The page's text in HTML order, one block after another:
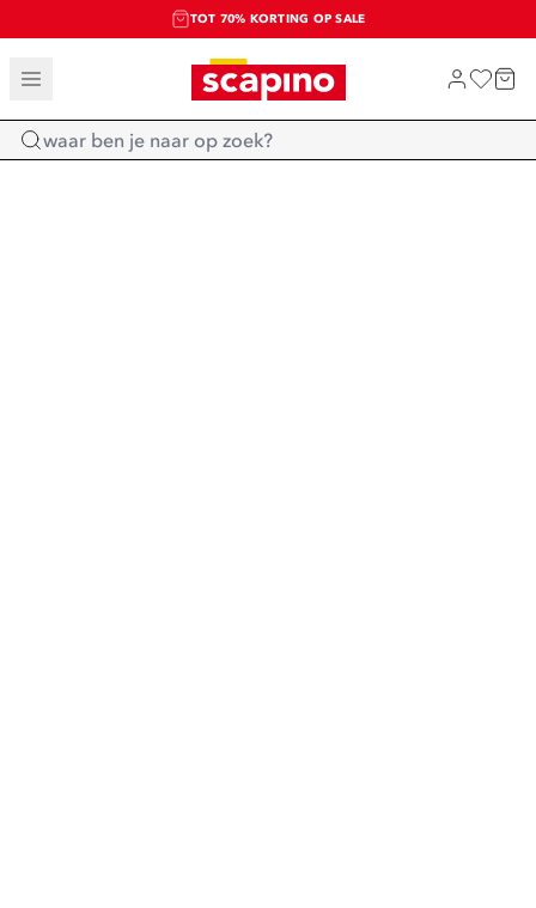
TOT 70% KORTING OP SALE
SALE: LAATSTE KANS!
SHOP NIEUW
Home